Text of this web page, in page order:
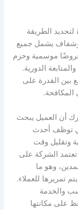
الطريقة
يشمل جميع
موسمية وحزم
الدورية.
بين القدرة على
المكافحة.
أن العميل يبحث
توظف أحدث
وتقليل وقت
الشركة على
وهو ما
تمريرها للعملاء.
والخدمة
على مكانتها